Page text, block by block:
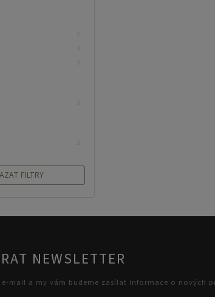
FILTRY
NEWSLETTER
mail a my vám budeme zasílat informace o nových